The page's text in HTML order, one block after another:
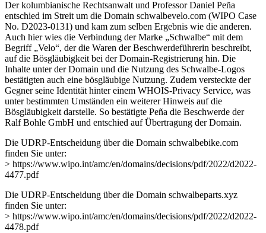
Der kolumbianische Rechtsanwalt und Professor Daniel Peña
entschied im Streit um die Domain schwalbevelo.com (WIPO Case
No. D2023-0131) und kam zum selben Ergebnis wie die anderen.
Auch hier wies die Verbindung der Marke „Schwalbe“ mit dem
Begriff „Velo“, der die Waren der Beschwerdeführerin beschreibt,
auf die Bösgläubigkeit bei der Domain-Registrierung hin. Die
Inhalte unter der Domain und die Nutzung des Schwalbe-Logos
bestätigten auch eine bösgläubige Nutzung. Zudem versteckte der
Gegner seine Identität hinter einem WHOIS-Privacy Service, was
unter bestimmten Umständen ein weiterer Hinweis auf die
Bösgläubigkeit darstelle. So bestätigte Peña die Beschwerde der
Ralf Bohle GmbH und entschied auf Übertragung der Domain.
Die UDRP-Entscheidung über die Domain schwalbebike.com
finden Sie unter:
> https://www.wipo.int/amc/en/domains/decisions/pdf/2022/d2022-
4477.pdf
Die UDRP-Entscheidung über die Domain schwalbeparts.xyz
finden Sie unter:
> https://www.wipo.int/amc/en/domains/decisions/pdf/2022/d2022-
4478.pdf